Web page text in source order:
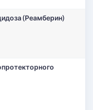
(Реамберин)